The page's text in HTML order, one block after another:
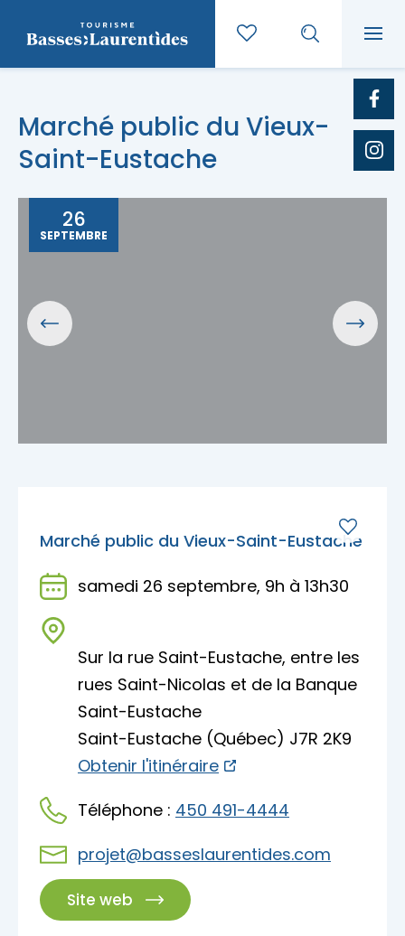
Marché public du Vieux-
Saint-Eustache
26
SEPTEMBRE
Marché public du Vieux-Saint-Eustache
samedi 26 septembre, 9h à 13h30
Sur la rue Saint-Eustache, entre les
rues Saint-Nicolas et de la Banque
Saint-Eustache
Saint-Eustache (Québec) J7R 2K9
Obtenir l'itinéraire
Téléphone : 450 491-4444
projet@basseslaurentides.com
Site web